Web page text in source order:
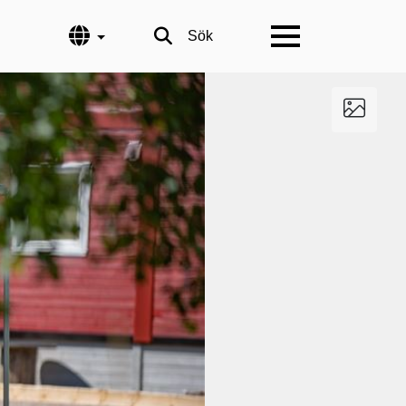
Språk Sök